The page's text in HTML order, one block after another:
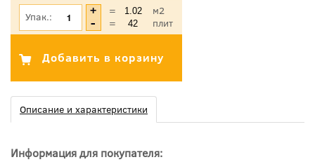
Упак.: =
м2
=
плит
Описание и характеристики
Информация для покупателя: